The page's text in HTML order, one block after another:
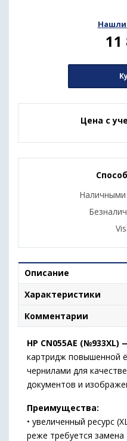
Нашли
11
Цена с
Наличными
Описание
Характеристики
Комментарии
HP CN055AE (№933XL)
картридж повышенной
чернилами для
документов и
Преимущества:
• увеличенный ресурс
реже требуется замена